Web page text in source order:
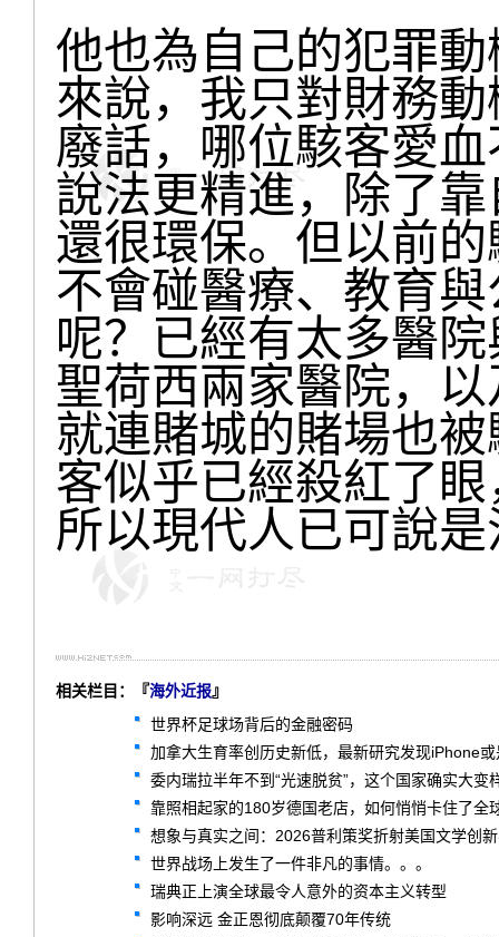
他也為自己的犯罪
來說，我只對財務
廢話，哪位駭客愛
說法更精進，除了
還很環保。但以前的
不會碰醫療、教育
呢？已經有太多醫
聖荷西兩家醫院，
就連賭城的賭場也
客似乎已經殺紅了
所以現代人已可說
相关栏目：『海外近报』
世界杯足球场背后的金融密码
加拿大生育率创历史新低，最新研究发现iPhone
委内瑞拉半年不到“光速脱贫”，这个国家确实大变
靠照相起家的180岁德国老店，如何悄悄卡住了全
想象与真实之间：2026普利策奖折射美国文学创
世界战场上发生了一件非凡的事情。。。
瑞典正上演全球最令人意外的资本主义转型
影响深远 金正恩彻底颠覆70年传统